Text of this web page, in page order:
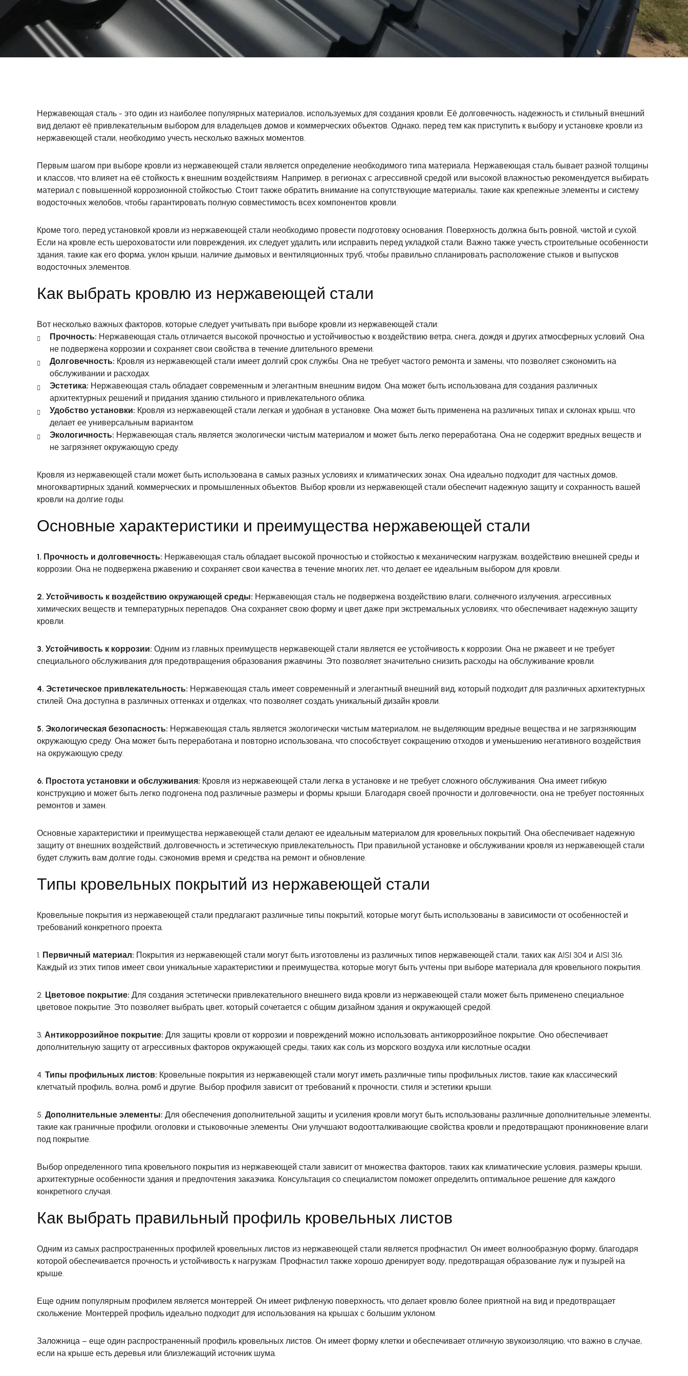
Нержавеющая сталь - это один из наиболее популярных материалов, используемых для создания кровли. Её долговечность, надежность и стильный внешний
вид делают её привлекательным выбором для владельцев домов и коммерческих объектов. Однако, перед тем как приступить к выбору и установке кровли из
нержавеющей стали, необходимо учесть несколько важных моментов.
Первым шагом при выборе кровли из нержавеющей стали является определение необходимого типа материала. Нержавеющая сталь бывает разной толщины
и классов, что влияет на её стойкость к внешним воздействиям. Например, в регионах с агрессивной средой или высокой влажностью рекомендуется выбирать
материал с повышенной коррозионной стойкостью. Стоит также обратить внимание на сопутствующие материалы, такие как крепежные элементы и систему
водосточных желобов, чтобы гарантировать полную совместимость всех компонентов кровли.
Кроме того, перед установкой кровли из нержавеющей стали необходимо провести подготовку основания. Поверхность должна быть ровной, чистой и сухой.
Если на кровле есть шероховатости или повреждения, их следует удалить или исправить перед укладкой стали. Важно также учесть строительные особенности
здания, такие как его форма, уклон крыши, наличие дымовых и вентиляционных труб, чтобы правильно спланировать расположение стыков и выпусков
водосточных элементов.
Как выбрать кровлю из нержавеющей стали
Вот несколько важных факторов, которые следует учитывать при выборе кровли из нержавеющей стали:
Прочность: Нержавеющая сталь отличается высокой прочностью и устойчивостью к воздействию ветра, снега, дождя и других атмосферных условий. Она
не подвержена коррозии и сохраняет свои свойства в течение длительного времени.
Долговечность: Кровля из нержавеющей стали имеет долгий срок службы. Она не требует частого ремонта и замены, что позволяет сэкономить на
обслуживании и расходах.
Эстетика: Нержавеющая сталь обладает современным и элегантным внешним видом. Она может быть использована для создания различных
архитектурных решений и придания зданию стильного и привлекательного облика.
Удобство установки: Кровля из нержавеющей стали легкая и удобная в установке. Она может быть применена на различных типах и склонах крыш, что
делает ее универсальным вариантом.
Экологичность: Нержавеющая сталь является экологически чистым материалом и может быть легко переработана. Она не содержит вредных веществ и
не загрязняет окружающую среду.
Кровля из нержавеющей стали может быть использована в самых разных условиях и климатических зонах. Она идеально подходит для частных домов,
многоквартирных зданий, коммерческих и промышленных объектов. Выбор кровли из нержавеющей стали обеспечит надежную защиту и сохранность вашей
кровли на долгие годы.
Основные характеристики и преимущества нержавеющей стали
1. Прочность и долговечность: Нержавеющая сталь обладает высокой прочностью и стойкостью к механическим нагрузкам, воздействию внешней среды и
коррозии. Она не подвержена ржавению и сохраняет свои качества в течение многих лет, что делает ее идеальным выбором для кровли.
2. Устойчивость к воздействию окружающей среды: Нержавеющая сталь не подвержена воздействию влаги, солнечного излучения, агрессивных
химических веществ и температурных перепадов. Она сохраняет свою форму и цвет даже при экстремальных условиях, что обеспечивает надежную защиту
кровли.
3. Устойчивость к коррозии: Одним из главных преимуществ нержавеющей стали является ее устойчивость к коррозии. Она не ржавеет и не требует
специального обслуживания для предотвращения образования ржавчины. Это позволяет значительно снизить расходы на обслуживание кровли.
4. Эстетическое привлекательность: Нержавеющая сталь имеет современный и элегантный внешний вид, который подходит для различных архитектурных
стилей. Она доступна в различных оттенках и отделках, что позволяет создать уникальный дизайн кровли.
5. Экологическая безопасность: Нержавеющая сталь является экологически чистым материалом, не выделяющим вредные вещества и не загрязняющим
окружающую среду. Она может быть переработана и повторно использована, что способствует сокращению отходов и уменьшению негативного воздействия
на окружающую среду.
6. Простота установки и обслуживания: Кровля из нержавеющей стали легка в установке и не требует сложного обслуживания. Она имеет гибкую
конструкцию и может быть легко подгонена под различные размеры и формы крыши. Благодаря своей прочности и долговечности, она не требует постоянных
ремонтов и замен.
Основные характеристики и преимущества нержавеющей стали делают ее идеальным материалом для кровельных покрытий. Она обеспечивает надежную
защиту от внешних воздействий, долговечность и эстетическую привлекательность. При правильной установке и обслуживании кровля из нержавеющей стали
будет служить вам долгие годы, сэкономив время и средства на ремонт и обновление.
Типы кровельных покрытий из нержавеющей стали
Кровельные покрытия из нержавеющей стали предлагают различные типы покрытий, которые могут быть использованы в зависимости от особенностей и
требований конкретного проекта.
1. Первичный материал: Покрытия из нержавеющей стали могут быть изготовлены из различных типов нержавеющей стали, таких как AISI 304 и AISI 316.
Каждый из этих типов имеет свои уникальные характеристики и преимущества, которые могут быть учтены при выборе материала для кровельного покрытия.
2. Цветовое покрытие: Для создания эстетически привлекательного внешнего вида кровли из нержавеющей стали может быть применено специальное
цветовое покрытие. Это позволяет выбрать цвет, который сочетается с общим дизайном здания и окружающей средой.
3. Антикоррозийное покрытие: Для защиты кровли от коррозии и повреждений можно использовать антикоррозийное покрытие. Оно обеспечивает
дополнительную защиту от агрессивных факторов окружающей среды, таких как соль из морского воздуха или кислотные осадки.
4. Типы профильных листов: Кровельные покрытия из нержавеющей стали могут иметь различные типы профильных листов, такие как классический
клетчатый профиль, волна, ромб и другие. Выбор профиля зависит от требований к прочности, стиля и эстетики крыши.
5. Дополнительные элементы: Для обеспечения дополнительной защиты и усиления кровли могут быть использованы различные дополнительные элементы,
такие как граничные профили, оголовки и стыковочные элементы. Они улучшают водоотталкивающие свойства кровли и предотвращают проникновение влаги
под покрытие.
Выбор определенного типа кровельного покрытия из нержавеющей стали зависит от множества факторов, таких как климатические условия, размеры крыши,
архитектурные особенности здания и предпочтения заказчика. Консультация со специалистом поможет определить оптимальное решение для каждого
конкретного случая.
Как выбрать правильный профиль кровельных листов
Одним из самых распространенных профилей кровельных листов из нержавеющей стали является профнастил. Он имеет волнообразную форму, благодаря
которой обеспечивается прочность и устойчивость к нагрузкам. Профнастил также хорошо дренирует воду, предотвращая образование луж и пузырей на
крыше.
Еще одним популярным профилем является монтеррей. Он имеет рифленую поверхность, что делает кровлю более приятной на вид и предотвращает
скольжение. Монтеррей профиль идеально подходит для использования на крышах с большим уклоном.
Заложница – еще один распространенный профиль кровельных листов. Он имеет форму клетки и обеспечивает отличную звукоизоляцию, что важно в случае,
если на крыше есть деревья или близлежащий источник шума.